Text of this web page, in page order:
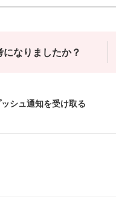
なりましたか？
シュ通知を受け取る